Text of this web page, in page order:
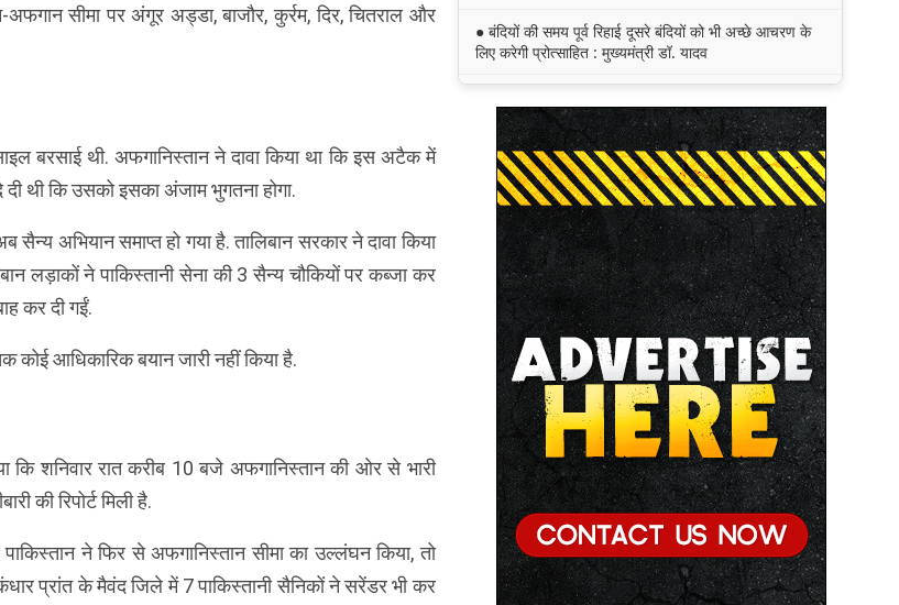
अफगान सीमा पर अंगूर अड्डा, बाजौर, कुर्रम, दिर, चितराल और
बरसाई थी. अफगानिस्तान ने दावा किया था कि इस अटैक में
थी कि उसको इसका अंजाम भुगतना होगा.
अभियान समाप्त हो गया है. तालिबान सरकार ने दावा किया
लड़ाकों ने पाकिस्तानी सेना की 3 सैन्य चौकियों पर कब्जा कर
कर दी गईं.
आधिकारिक बयान जारी नहीं किया है.
कि शनिवार रात करीब 10 बजे अफगानिस्तान की ओर से भारी
की रिपोर्ट मिली है.
ने फिर से अफगानिस्तान सीमा का उल्लंघन किया, तो
प्रांत के मैवंद जिले में 7 पाकिस्तानी सैनिकों ने सरेंडर भी कर
● बंदियों की समय पूर्व रिहाई दूसरे बंदियों को भी अच्छे आचरण के
लिए करेगी प्रोत्साहित : मुख्यमंत्री डॉ. यादव
● छिंदवाड़ा को औद्योगिक हब बनाने की दिशा में तेज होंगे प्रयास :
मुख्यमंत्री डॉ. यादव
● जन सेवा में संवेदनशीलता ही सुशासन की पहचान : मुख्यमंत्री
डॉ. यादव
● प्रशिक्षु छात्राएं आत्मविश्वास रखें, तकनीकी दक्षता के साथ
अपनी जड़ों से जुड़े : मुख्यमंत्री डॉ. यादव